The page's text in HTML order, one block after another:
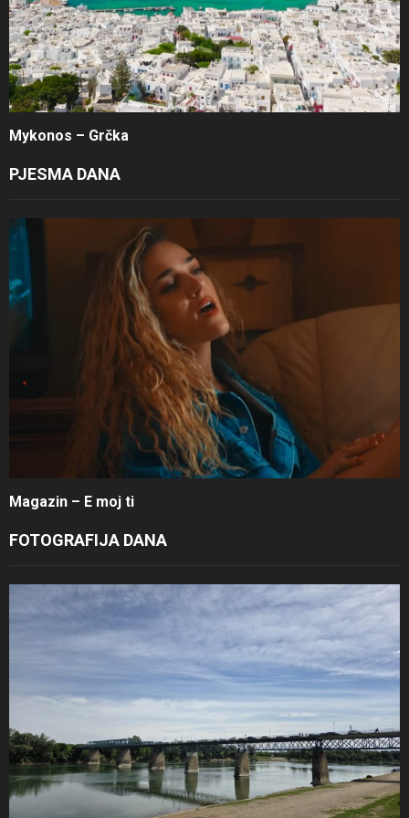
Mykonos – Grčka
PJESMA DANA
Magazin – E moj ti
FOTOGRAFIJA DANA